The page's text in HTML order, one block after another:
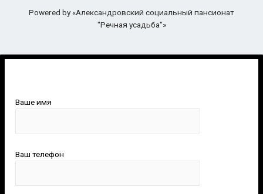
Powered by «Александровский социальный пансионат
"Речная усадьба"»
Ваше имя
Ваш телефон